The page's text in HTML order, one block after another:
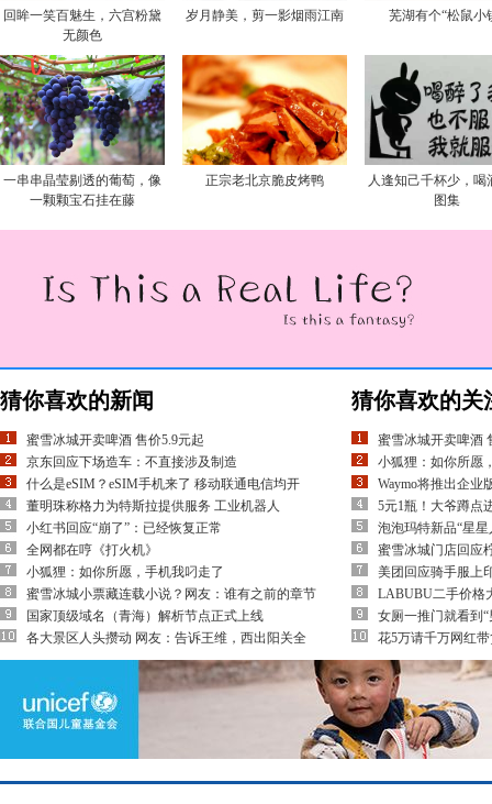
回眸一笑百魅生，六宫粉黛
无颜色
岁月静美，剪一影烟雨江南 芜湖有个“松鼠小
一串串晶莹剔透的葡萄，像
一颗颗宝石挂在藤
正宗老北京脆皮烤鸭
人逢知己千杯少，喝
图集
猜你喜欢的新闻
蜜雪冰城开卖啤酒 售价5.9元起
京东回应下场造车：不直接涉及制造
什么是eSIM？eSIM手机来了 移动联通电信均开
董明珠称格力为特斯拉提供服务 工业机器人
小红书回应“崩了”：已经恢复正常
全网都在哼《打火机》
小狐狸：如你所愿，手机我叼走了
蜜雪冰城小票藏连载小说？网友：谁有之前的章节
国家顶级域名（青海）解析节点正式上线
各大景区人头攒动 网友：告诉王维，西出阳关全
猜你喜欢的关
蜜雪冰城开卖啤酒
小狐狸：如你所愿
Waymo将推出企业
5元1瓶！大爷蹲点
泡泡玛特新品“星
蜜雪冰城门店回应
美团回应骑手服上
LABUBU二手价格
女厕一推门就看到
花5万请千万网红